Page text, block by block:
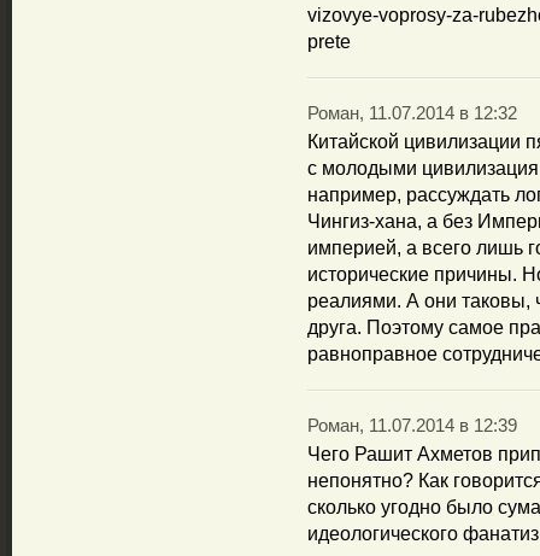
vizovye-voprosy-za-
prete
Роман, 11.07.2014 в 12:32
Китайской цивилизации
с молодыми
например, рассуждать
Чингиз-хана, а без
империей, а всего лишь
исторические причины.
реалиями. А они таковы,
друга. Поэтому самое
равноправное
Роман, 11.07.2014 в 12:39
Чего Рашит Ахметов
непонятно? Как
сколько угодно было
идеологического